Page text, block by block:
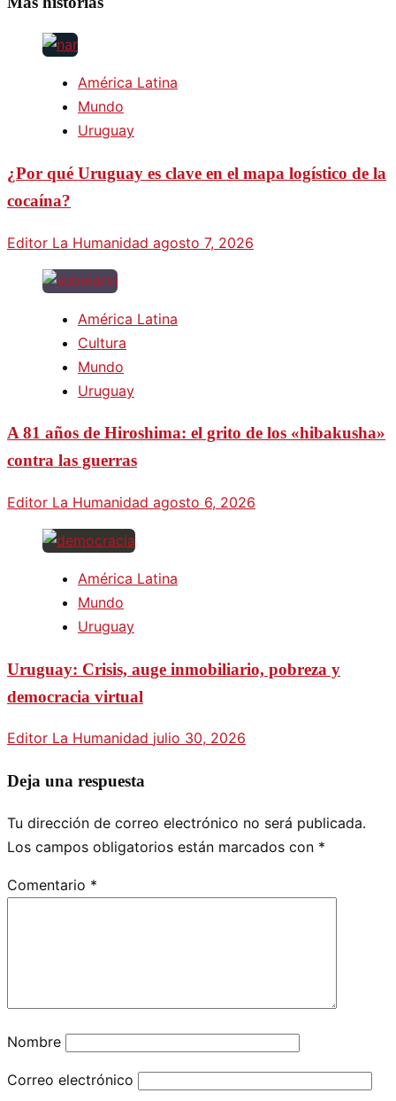
América Latina
Mundo
Uruguay
¿Por qué Uruguay es clave en el mapa logístico de la
cocaína?
Editor La Humanidad agosto 7, 2026
América Latina
Cultura
Mundo
Uruguay
A 81 años de Hiroshima: el grito de los «hibakusha»
contra las guerras
Editor La Humanidad agosto 6, 2026
América Latina
Mundo
Uruguay
Uruguay: Crisis, auge inmobiliario, pobreza y
democracia virtual
Editor La Humanidad julio 30, 2026
Deja una respuesta
Tu dirección de correo electrónico no será publicada.
Los campos obligatorios están marcados con *
Comentario *
Nombre
Correo electrónico